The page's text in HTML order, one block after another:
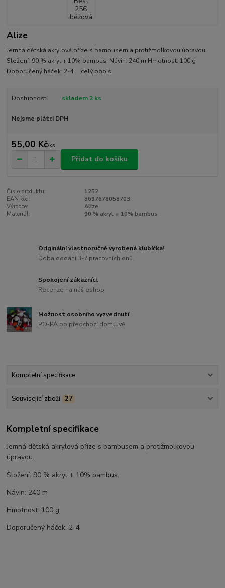
Alize
Jemná dětská akrylová příze s bambusem a protižmolkovou úpravou.
Složení: 90 % akryl + 10% bambus. Návin: 240 m Hmotnost: 100 g
Doporučený háček: 2-4 celý popis
Dostupnost skladem 2 ks
Nejsme plátci DPH
55,00 Kč/ks
Přidat do košíku
Číslo produktu:
1252
EAN kód:
8697678058703
Výrobce:
Alize
Materiál:
90 % akryl + 10% bambus
Originální vlastnoručně vyrobená klubíčka!
Doba dodání 3-7 pracovních dnů.
Spokojení zákazníci.
Recenze na náš eshop
Možnost osobního vyzvednutí
PO-PÁ po předchozí domluvě
Kompletní specifikace
Související zboží 27
Kompletní specifikace
Jemná dětská akrylová příze s bambusem a protižmolkovou
úpravou.
Složení: 90 % akryl + 10% bambus.
Návin: 240 m
Hmotnost: 100 g
Doporučený háček: 2-4